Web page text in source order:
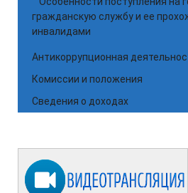
гражданскую службу и ее
инвалидами
Антикоррупционная
Комиссии и положения
Сведения о доходах